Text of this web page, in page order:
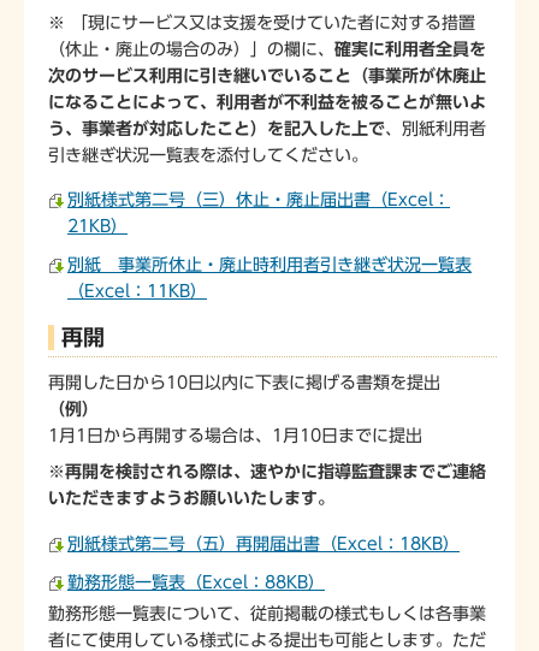
※ 「現にサービス又は支援を受けていた者に対する措置
（休止・廃止の場合のみ）」の欄に、 確実に利用者全員を
次のサービス利用に引き継いでいること（事業所が休廃止
になることによって、利用者が不利益を被ることが無いよ
う、事業者が対応したこと）を記入した上で、別紙利用者
引き継ぎ状況一覧表を添付してください。
別紙様式第二号（三）休止・廃止届出書（Excel：
21KB）
別紙 事業所休止・廃止時利用者引き継ぎ状況一覧表
（Excel：11KB）
再開
再開した日から10日以内に下表に掲げる書類を提出
（例）
1月1日から再開する場合は、1月10日までに提出
※再開を検討される際は、速やかに指導監査課までご連絡
いただきますようお願いいたします。
別紙様式第二号（五）再開届出書（Excel：18KB）
勤務形態一覧表（Excel：88KB）
勤務形態一覧表について、従前掲載の様式もしくは各事業
者にて使用している様式による提出も可能とします。ただ